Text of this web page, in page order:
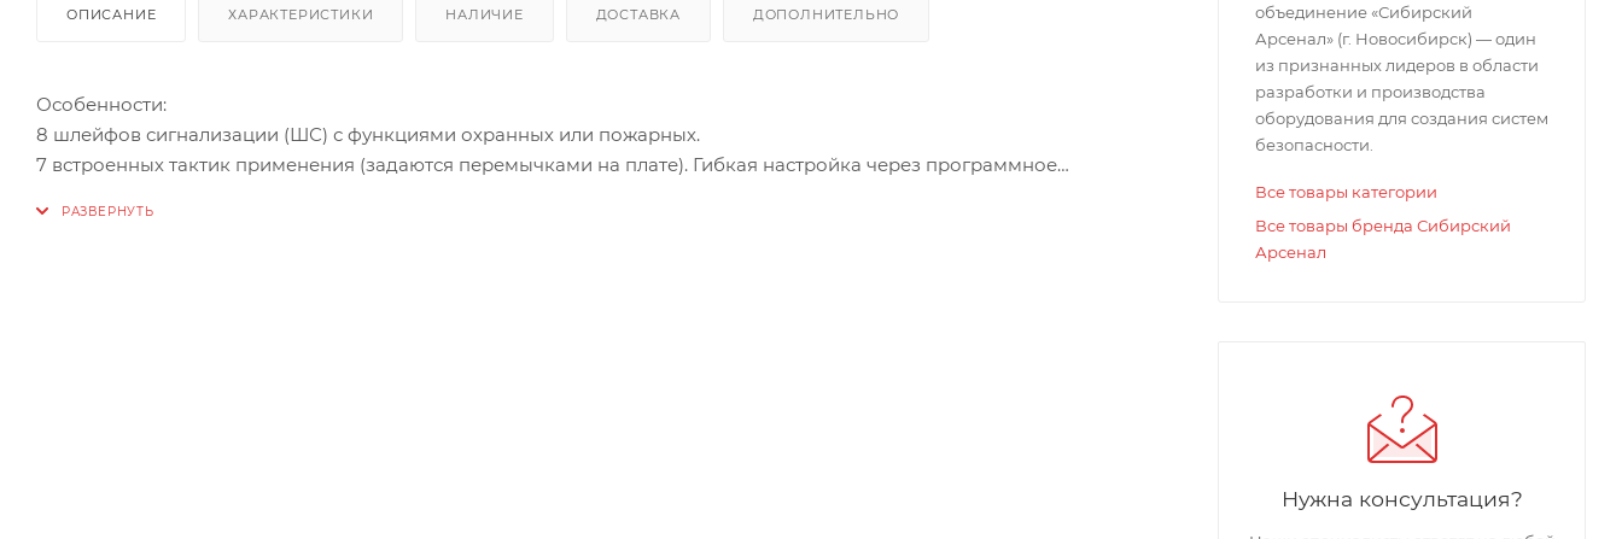
ОПИСАНИЕ ХАРАКТЕРИСТИКИ НАЛИЧИЕ ДОСТАВКА ДОПОЛНИТЕЛЬНО
Особенности:
8 шлейфов сигнализации (ШС) с функциями охранных или пожарных.
7 встроенных тактик применения (задаются перемычками на плате). Гибкая настройка через программное
объединение «Сибирский
Арсенал» (г. Новосибирск) — один
из признанных лидеров в области
разработки и производства
оборудования для создания систем
безопасности.
Все товары категории
Все товары бренда Сибирский
Арсенал
Нужна консультация?